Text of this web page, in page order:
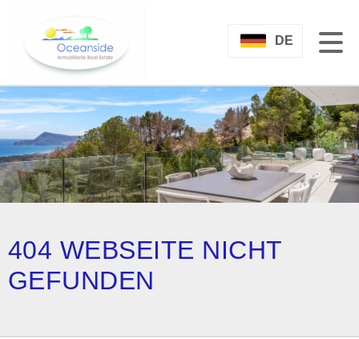
DE
404 WEBSEITE NICHT
GEFUNDEN